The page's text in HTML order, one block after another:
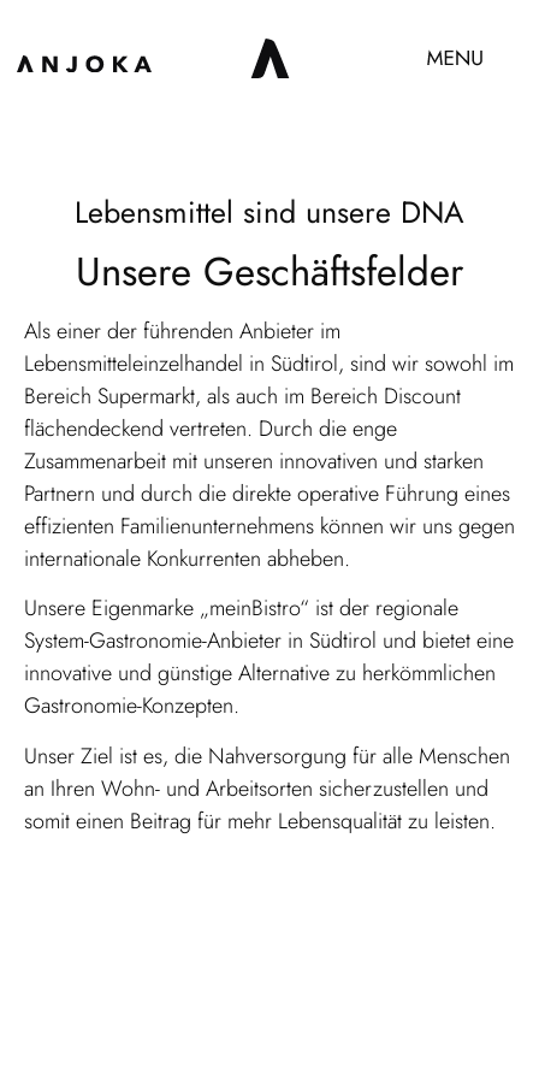
Lebensmittel sind unsere DNA
Unsere Geschäftsfelder
Als einer der führenden Anbieter im
Lebensmitteleinzelhandel in Südtirol, sind wir sowohl im
Bereich Supermarkt, als auch im Bereich Discount
flächendeckend vertreten. Durch die enge
Zusammenarbeit mit unseren innovativen und starken
Partnern und durch die direkte operative Führung eines
effizienten Familienunternehmens können wir uns gegen
internationale Konkurrenten abheben.
Unsere Eigenmarke „meinBistro“ ist der regionale
System-Gastronomie-Anbieter in Südtirol und bietet eine
innovative und günstige Alternative zu herkömmlichen
Gastronomie-Konzepten.
Unser Ziel ist es, die Nahversorgung für alle Menschen
an Ihren Wohn- und Arbeitsorten sicherzustellen und
somit einen Beitrag für mehr Lebensqualität zu leisten.